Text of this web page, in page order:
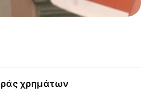
χρημάτων